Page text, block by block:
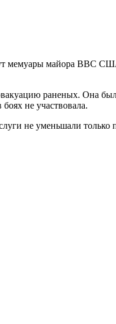
мемуары майора ВВС
раненых. Она
не участвовала.
не уменьшали только